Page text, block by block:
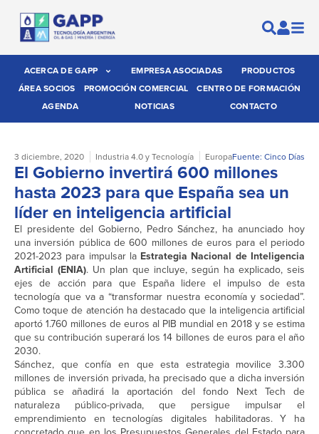
ACERCA DE GAPP EMPRESA ASOCIADAS
PRODUCTOS
ÁREA SOCIOS
PROMOCIÓN COMERCIAL
CENTRO DE FORMACIÓN
AGENDA
NOTICIAS CONTACTO
3 diciembre, 2020 Industria 4.0 y Tecnología EuropaFuente: Cinco Días
El Gobierno invertirá 600 millones
hasta 2023 para que España sea un
líder en inteligencia artificial
El presidente del Gobierno, Pedro Sánchez, ha anunciado hoy
una inversión pública de 600 millones de euros para el periodo
2021-2023 para impulsar la Estrategia Nacional de Inteligencia
Artificial (ENIA). Un plan que incluye, según ha explicado, seis
ejes de acción para que España lidere el impulso de esta
tecnología que va a “transformar nuestra economía y sociedad”.
Como toque de atención ha destacado que la inteligencia artificial
aportó 1.760 millones de euros al PIB mundial en 2018 y se estima
que su contribución superará los 14 billones de euros para el año
2030.
Sánchez, que confía en que esta estrategia movilice 3.300
millones de inversión privada, ha precisado que a dicha inversión
pública se añadirá la aportación del fondo Next Tech de
naturaleza público-privada, que persigue impulsar el
emprendimiento en tecnologías digitales habilitadoras. Y ha